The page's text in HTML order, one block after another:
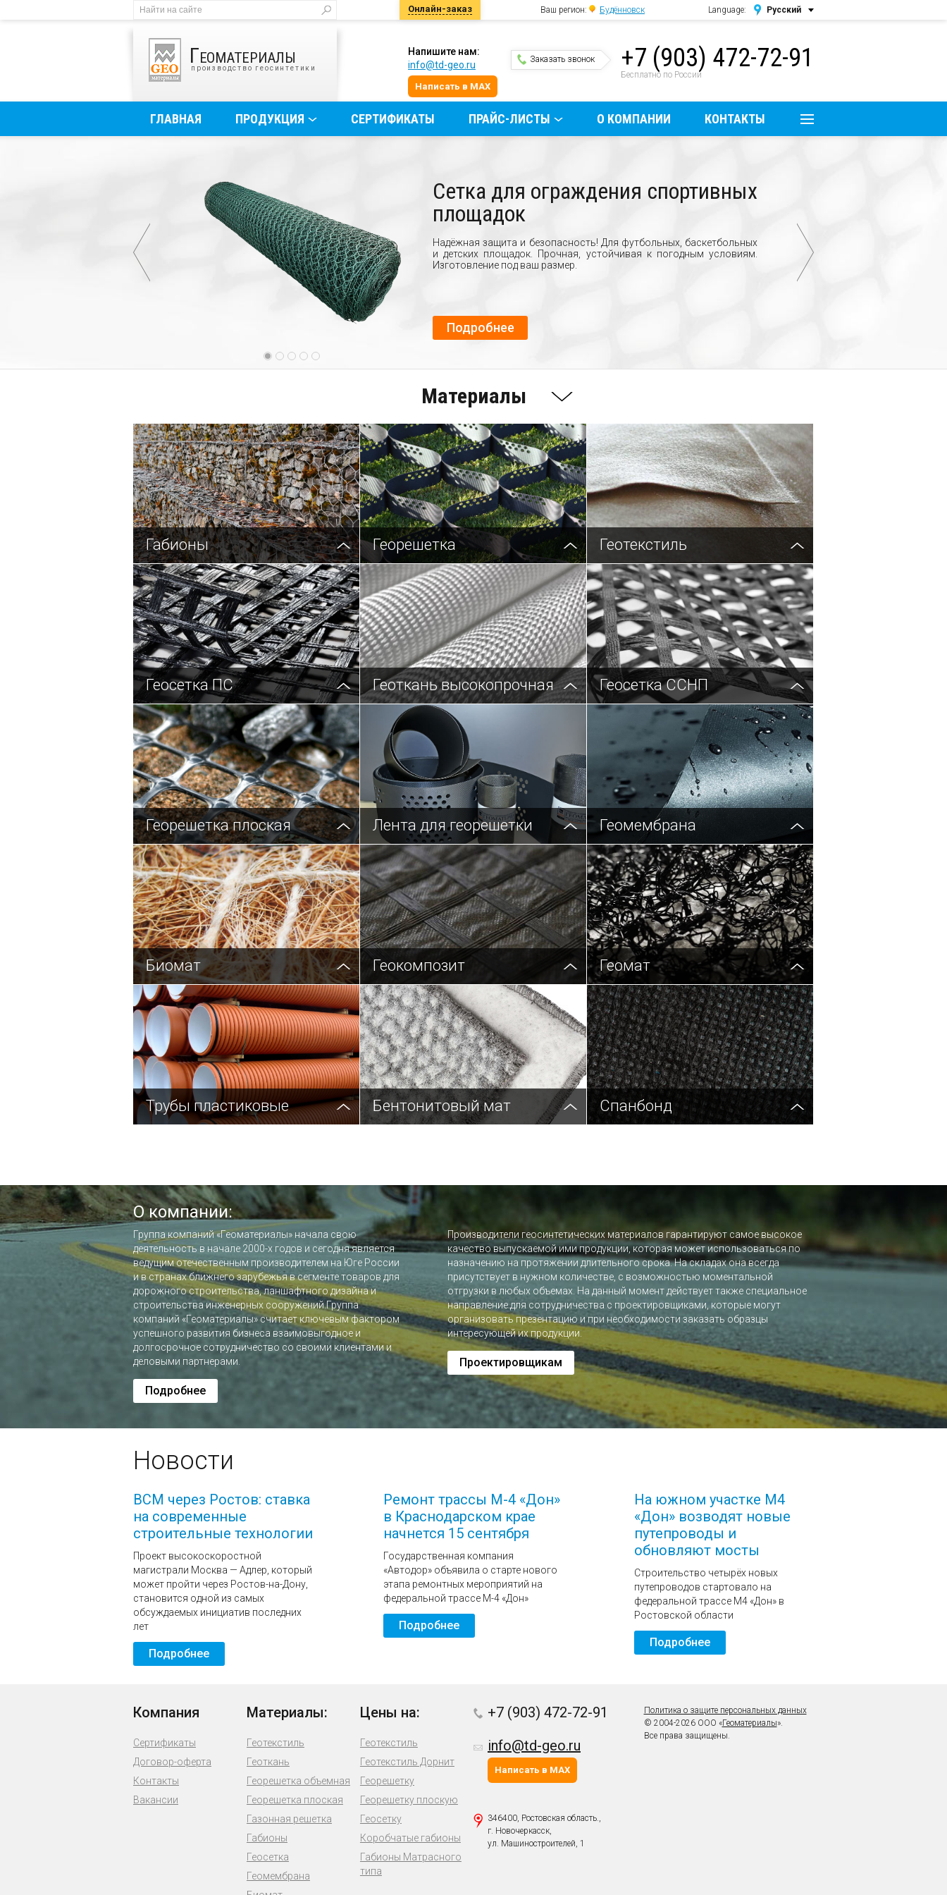
Онлайн-заказ Ваш регион: Будённовск Language: Русский
English
+7 (903) 472-72-91
Бесплатно по России
Заказать звонок
Напишите нам:
info@td-geo.ru
Написать в MAX
Геоматериалы
производство геосинтетики
ГЛАВНАЯ ПРОДУКЦИЯ СЕРТИФИКАТЫ ПРАЙС-ЛИСТЫ О КОМПАНИИ КОНТАКТЫ
Сетка для ограждения спортивных
площадок
Надёжная защита и безопасность! Для футбольных, баскетбольных
и детских площадок. Прочная, устойчивая к погодным условиям.
Изготовление под ваш размер.
Подробнее
Материалы
Габионы Георешетка Геотекстиль
Геосетка ПС Геоткань высокопрочная Геосетка ССНП
Георешетка плоская Лента для георешетки Геомембрана
Биомат Геокомпозит Геомат
Трубы пластиковые Бентонитовый мат Cпанбонд
О компании:
Группа компаний «Геоматериалы» начала свою
деятельность в начале 2000-х годов и сегодня является
ведущим отечественным производителем на Юге России
и в странах ближнего зарубежья в сегменте товаров для
дорожного строительства, ланшафтного дизайна и
строительства инженерных сооружений.Группа
компаний «Геоматериалы» считает ключевым фактором
успешного развития бизнеса взаимовыгодное и
долгосрочное сотрудничество со своими клиентами и
деловыми партнерами.
Подробнее
Производители геосинтетических материалов гарантируют самое высокое
качество выпускаемой ими продукции, которая может использоваться по
назначению на протяжении длительного срока. На складах она всегда
присутствует в нужном количестве, с возможностью моментальной
отгрузки в любых объемах. На данный момент действует также специальное
направление для сотрудничества с проектировщиками, которые могут
организовать презентацию и при необходимости заказать образцы
интересующей их продукции.
Проектировщикам
Новости
ВСМ через Ростов: ставка
на современные
строительные технологии
Проект высокоскоростной
магистрали Москва — Адлер, который
может пройти через Ростов-на-Дону,
становится одной из самых
обсуждаемых инициатив последних
лет
Подробнее
Ремонт трассы М-4 «Дон»
в Краснодарском крае
начнется 15 сентября
Государственная компания
«Автодор» объявила о старте нового
этапа ремонтных мероприятий на
федеральной трассе М-4 «Дон»
Подробнее
На южном участке М4
«Дон» возводят новые
путепроводы и
обновляют мосты
Строительство четырёх новых
путепроводов стартовало на
федеральной трассе М4 «Дон» в
Ростовской области
Подробнее
Компания
Сертификаты
Договор-оферта
Контакты
Вакансии
Материалы:
Геотекстиль
Геоткань
Георешетка объемная
Георешетка плоская
Газонная решетка
Габионы
Геосетка
Геомембрана
Цены на:
Геотекстиль
Геотекстиль Дорнит
Георешетку
Георешетку плоскую
Геосетку
Коробчатые габионы
Габионы Матрасного
типа
+7 (903) 472-72-91
info@td-geo.ru
Написать в MAX
346400, Ростовская область.,
г. Новочеркасск,
ул. Машиностроителей, 1
Политика о защите персональных данных
© 2004-2026 ООО «Геоматериалы».
Все права защищены.